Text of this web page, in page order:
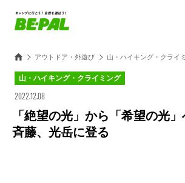
アウトドア・外遊び 山・ハイキング・クライ
山・ハイキング・クライミング
2022.12.08
「絶望の光」から「希望の光
斉藤、光岳に登る